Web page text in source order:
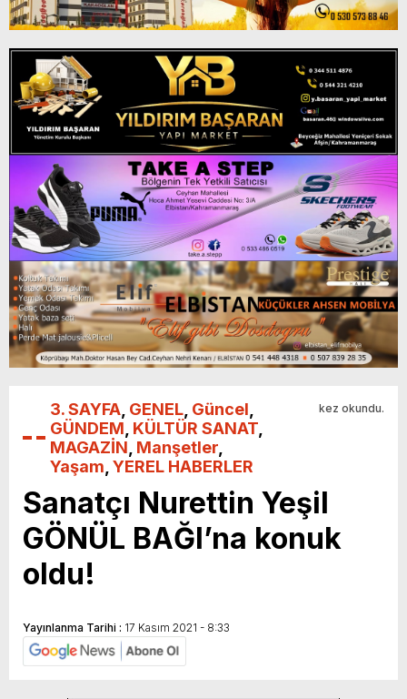
3. SAYFA GENEL Güncel
GÜNDEM KÜLTÜR SANAT
MAGAZİN Manşetler
Yaşam YEREL HABERLER
kez okundu.
Sanatçı Nurettin Yeşil
GÖNÜL BAĞI’na konuk
oldu!
Yayınlanma Tarihi : 17 Kasım 2021 - 8:33